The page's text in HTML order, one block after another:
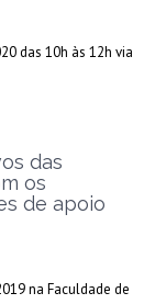
das 10h às 12h via
das
os
de apoio
na Faculdade de